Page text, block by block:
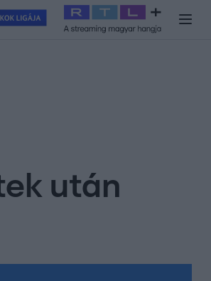
2026 Celeb vagyok, ments ki innen
után